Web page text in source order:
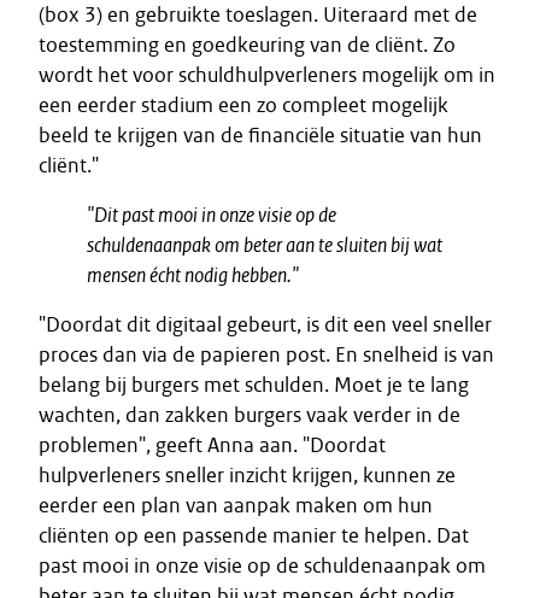
(box 3) en gebruikte toeslagen. Uiteraard met de
toestemming en goedkeuring van de cliënt. Zo
wordt het voor schuldhulpverleners mogelijk om in
een eerder stadium een zo compleet mogelijk
beeld te krijgen van de financiële situatie van hun
cliënt."
"Dit past mooi in onze visie op de
schuldenaanpak om beter aan te sluiten bij wat
mensen écht nodig hebben."
"Doordat dit digitaal gebeurt, is dit een veel sneller
proces dan via de papieren post. En snelheid is van
belang bij burgers met schulden. Moet je te lang
wachten, dan zakken burgers vaak verder in de
problemen", geeft Anna aan. "Doordat
hulpverleners sneller inzicht krijgen, kunnen ze
eerder een plan van aanpak maken om hun
cliënten op een passende manier te helpen. Dat
past mooi in onze visie op de schuldenaanpak om